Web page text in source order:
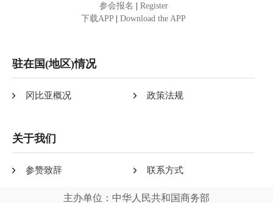
参会报名
Register
下载APP
Download the APP
驻在国(地区)情况
冈比亚概况 政策法规
关于我们
参赞致辞 联系方式
主办单位：中华人民共和国商务部